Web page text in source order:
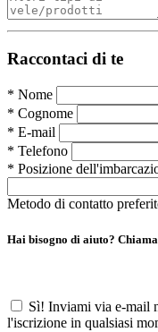
Raccontaci di te
* Nome
* Cognome
* E-mail
* Telefono
* Posizione
Metodo di contatto
Hai bisogno di aiuto?
Sì! Inviami via e-mail
l'iscrizione in qualsiasi